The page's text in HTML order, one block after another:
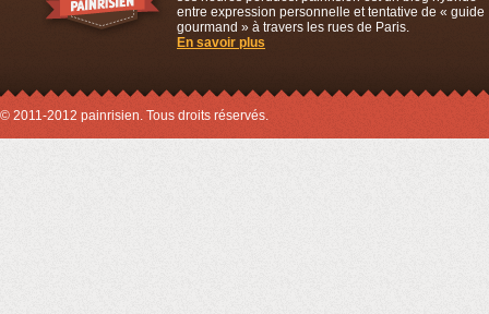
entre expression personnelle et tentative de « guide
gourmand » à travers les rues de Paris.
En savoir plus
© 2011-2012 painrisien. Tous droits réservés.